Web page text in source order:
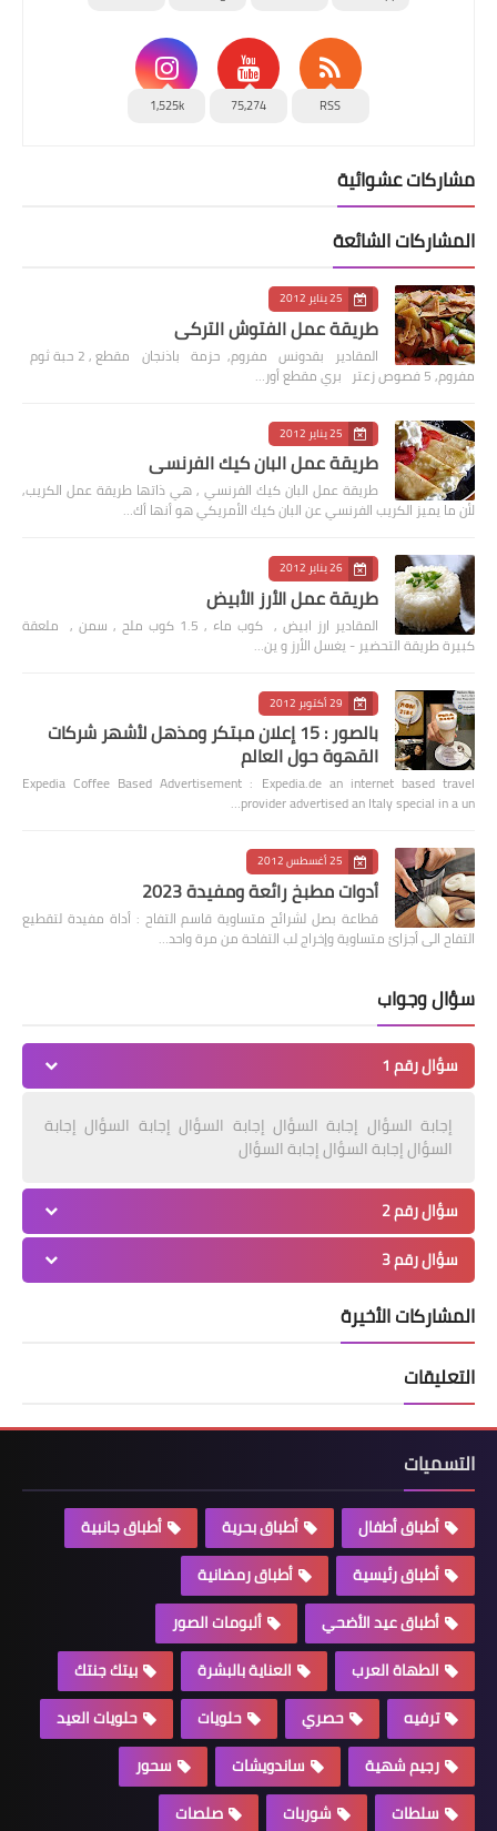
RSS
75,274
1,525k
مشاركات عشوائية
المشاركات الشائعة
25 يناير 2012
طريقة عمل الفتوش التركي
المقادير بقدونس مفروم, حزمة باذنجان مقطع , 2 حبة ثوم
مفروم, 5 فصوص زعتر بري مقطع أور…
25 يناير 2012
طريقة عمل البان كيك الفرنسي
طريقة عمل البان كيك الفرنسي , هي ذاتها طريقة عمل الكريب,
لأن ما يميز الكريب الفرنسي عن البان كيك الأمريكي هو أنها أك…
26 يناير 2012
طريقة عمل الأرز الأبيض
المقادير ارز ابيض , كوب ماء , 1.5 كوب ملح , سمن , ملعقة
كبيرة طريقة التحضير - يغسل الأرز و ين…
29 أكتوبر 2012
بالصور : 15 إعلان مبتكر ومذهل لأشهر شركات
القهوة حول العالم
Expedia Coffee Based Advertisement : Expedia.de an internet based travel
provider advertised an Italy special in a un…
25 أغسطس 2012
أدوات مطبخ رائعة ومفيدة 2023
قطاعة بصل لشرائح متساوية قاسم التفاح : أداة مفيدة لتقطيع
التفاح الى أجزائ متساوية وإخراج لب التفاحة من مرة واحد…
سؤال وجواب
سؤال رقم 1
إجابة السؤال إجابة السؤال إجابة السؤال إجابة السؤال إجابة
السؤال إجابة السؤال إجابة السؤال
سؤال رقم 2
سؤال رقم 3
المشاركات الأخيرة
التعليقات
التسميات
أطباق أطفال أطباق بحرية
أطباق جانبية
أطباق رئيسية
أطباق رمضانية
أطباق عيد الأضحي
ألبومات الصور
الطهاة العرب
العناية بالبشرة
بيتك جنتك
ترفيه
حصري حلويات
حلويات العيد
رجيم شهية
ساندويشات
سحور
سلطات
شوربات صلصات